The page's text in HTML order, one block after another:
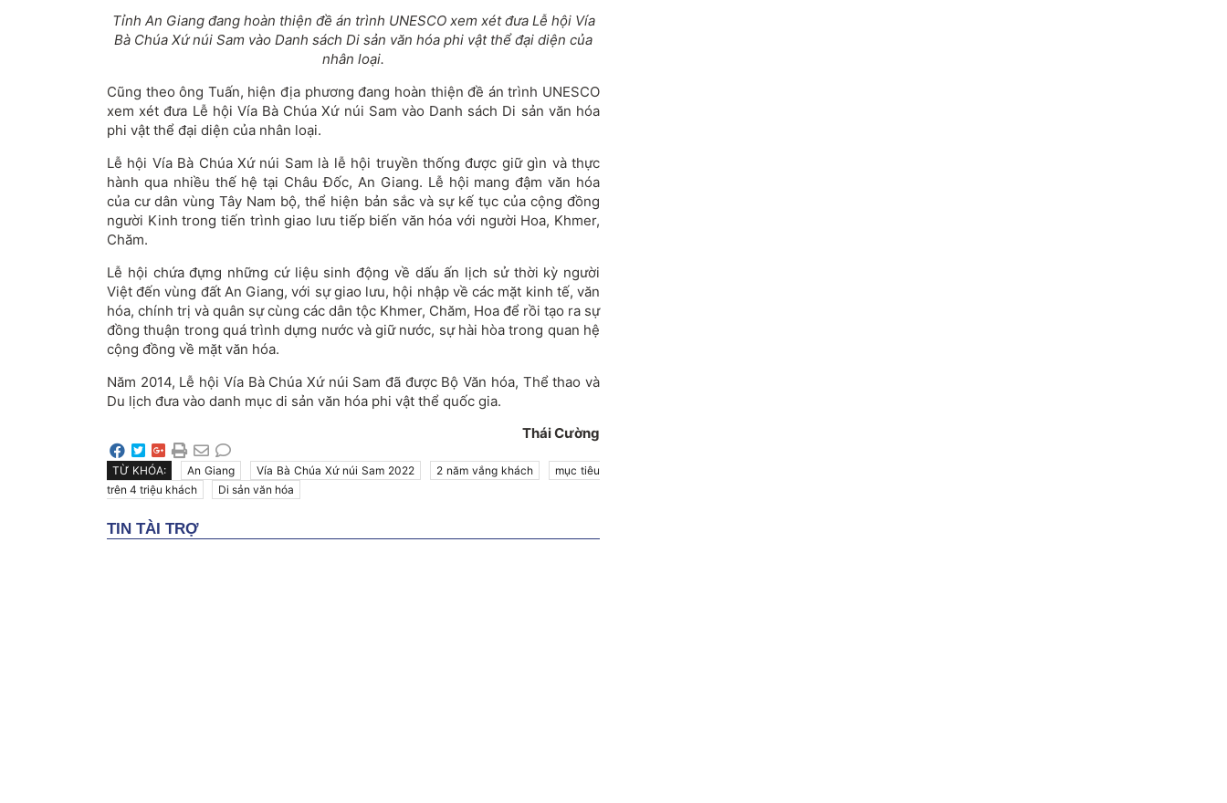
Tỉnh An Giang đang hoàn thiện đề án trình UNESCO xem xét đưa Lễ hội Vía
Bà Chúa Xứ núi Sam vào Danh sách Di sản văn hóa phi vật thể đại diện của
nhân loại.
Cũng theo ông Tuấn, hiện địa phương đang hoàn thiện đề án trình UNESCO
xem xét đưa Lễ hội Vía Bà Chúa Xứ núi Sam vào Danh sách Di sản văn hóa
phi vật thể đại diện của nhân loại.
Lễ hội Vía Bà Chúa Xứ núi Sam là lễ hội truyền thống được giữ gìn và thực
hành qua nhiều thế hệ tại Châu Đốc, An Giang. Lễ hội mang đậm văn hóa
của cư dân vùng Tây Nam bộ, thể hiện bản sắc và sự kế tục của cộng đồng
người Kinh trong tiến trình giao lưu tiếp biến văn hóa với người Hoa, Khmer,
Chăm.
Lễ hội chứa đựng những cứ liệu sinh động về dấu ấn lịch sử thời kỳ người
Việt đến vùng đất An Giang, với sự giao lưu, hội nhập về các mặt kinh tế, văn
hóa, chính trị và quân sự cùng các dân tộc Khmer, Chăm, Hoa để rồi tạo ra sự
đồng thuận trong quá trình dựng nước và giữ nước, sự hài hòa trong quan hệ
cộng đồng về mặt văn hóa.
Năm 2014, Lễ hội Vía Bà Chúa Xứ núi Sam đã được Bộ Văn hóa, Thể thao và
Du lịch đưa vào danh mục di sản văn hóa phi vật thể quốc gia.
Thái Cường
TỪ KHÓA: An Giang Vía Bà Chúa Xứ núi Sam 2022 2 năm vắng khách
mục tiêu
trên 4 triệu khách
Di sản văn hóa